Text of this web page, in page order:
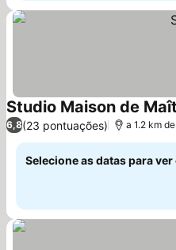
Studio Maison de
6,8(23 pontuações) a 1.2 km
Selecione as datas para